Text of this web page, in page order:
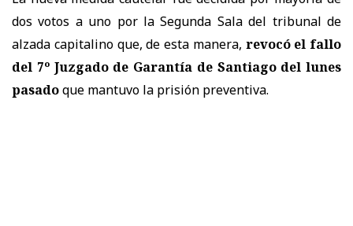
dos votos a uno por la Segunda Sala del tribunal de
alzada capitalino que, de esta manera, revocó el fallo
del 7º Juzgado de Garantía de Santiago del lunes
pasadoque mantuvo la prisión preventiva.